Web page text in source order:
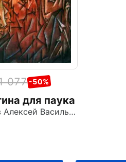
077 -50%
для паука
Мальцев Алексей Васильевич